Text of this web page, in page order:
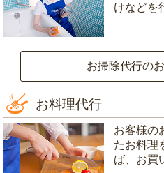
けなどを
お掃除代行の
お料理代行
お客様の
たお料理
ば、お買